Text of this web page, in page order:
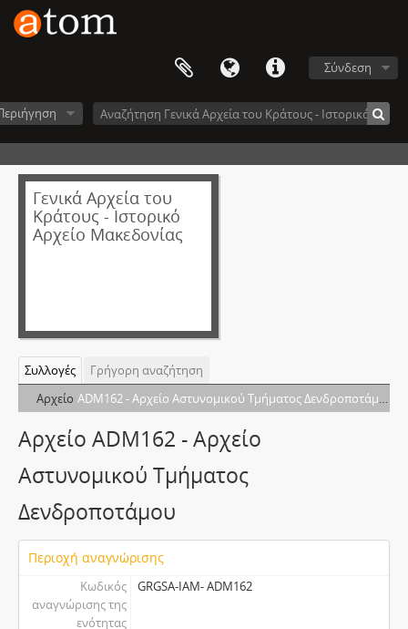
Σύνδεση
Γενικά Αρχεία του
Κράτους - Ιστορικό
Αρχείο Μακεδονίας
Συλλογές
Γρήγορη αναζήτηση
Αρχείο ADM162 - Αρχείο Αστυνομικού Τμήματος Δενδροποτάμου
Αρχείο ADM162 - Αρχείο
Αστυνομικού Τμήματος
Δενδροποτάμου
Περιοχή αναγνώρισης
Κωδικός
αναγνώρισης της
ενότητας
GRGSA-IAM- ADM162